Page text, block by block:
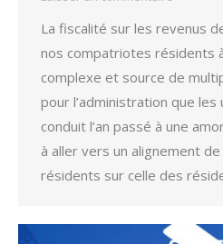
La fiscalité sur les revenus
nos compatriotes résidents
complexe et source de
pour l’administration que les
conduit l’an passé à une
à aller vers un alignement
résidents sur celle des